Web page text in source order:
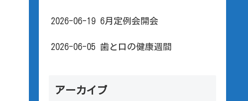
2026-06-19 6月定例会開会
2026-06-05 歯と口の健康週間
アーカイブ